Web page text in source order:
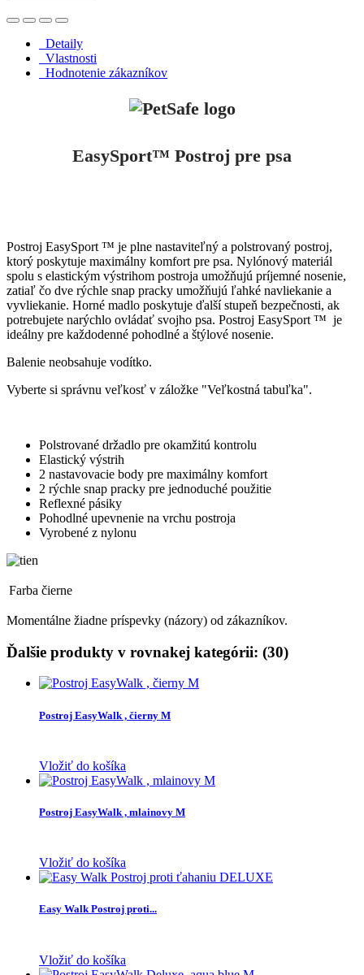
Detaily
Vlastnosti
Hodnotenie zákazníkov
EasySport™ Postroj pre psa
Postroj EasySport ™ je plne nastaviteľný a polstrovaný postroj,
ktorý poskytuje maximálny komfort pre psa. Nylónový materiál
spolu s elastickým výstrihom postroja umožňujú príjemné nosenie,
zatiaľ čo dve rýchle snap pracky umožňujú ľahké navliekanie a
vyvliekanie. Horné madlo poskytuje ďalší stupeň bezpečnosti, ak
potrebujete narýchlo ovládať svojho psa. Postroj EasySport ™ je
ideálny pre každodenné pohodlné a štýlové nosenie.
Balenie neobsahuje vodítko.
Vyberte si správnu veľkosť v záložke "Veľkostná tabuľka".
Polstrované držadlo pre okamžitú kontrolu
Elastický výstrih
2 nastavovacie body pre maximálny komfort
2 rýchle snap pracky pre jednoduché použitie
Reflexné pásiky
Pohodlné upevnenie na vrchu postroja
Vyrobené z nylonu
Farba čierne
Momentálne žiadne príspevky (názory) od zákazníkov.
Ďalšie produkty v rovnakej kategórii: (30)
Postroj EasyWalk , čierny M
Vložiť do košíka
Postroj EasyWalk , mlainovy M
Vložiť do košíka
Easy Walk Postroj proti...
Vložiť do košíka